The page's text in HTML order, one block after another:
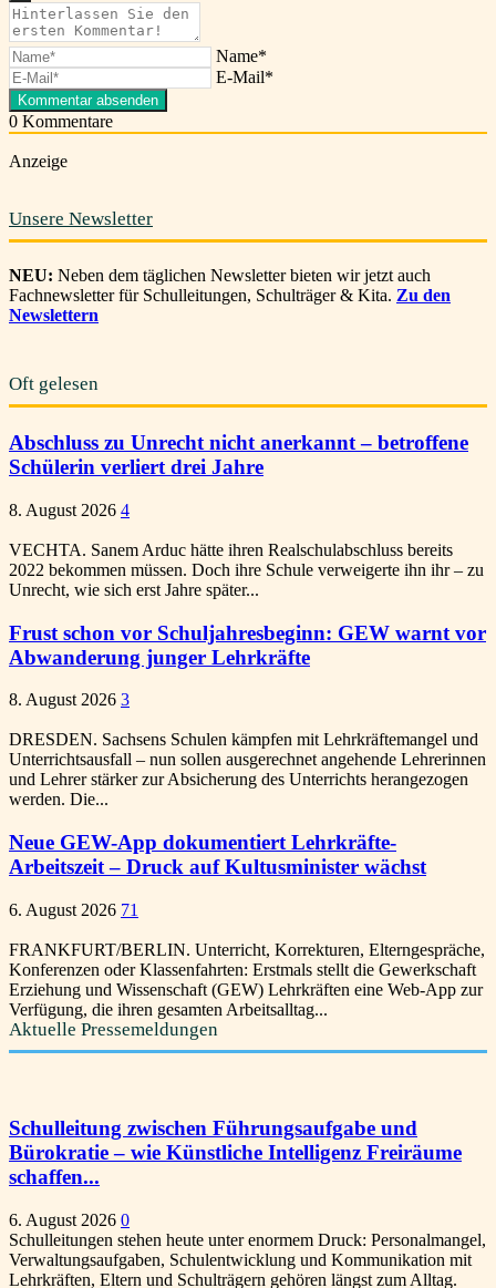
Name*
E-Mail*
0 Kommentare
Anzeige
Unsere Newsletter
NEU: Neben dem täglichen Newsletter bieten wir jetzt auch
Fachnewsletter für Schulleitungen, Schulträger & Kita. Zu den
Newslettern
Oft gelesen
Abschluss zu Unrecht nicht anerkannt – betroffene
Schülerin verliert drei Jahre
8. August 2026 4
VECHTA. Sanem Arduc hätte ihren Realschulabschluss bereits
2022 bekommen müssen. Doch ihre Schule verweigerte ihn ihr – zu
Unrecht, wie sich erst Jahre später...
Frust schon vor Schuljahresbeginn: GEW warnt vor
Abwanderung junger Lehrkräfte
8. August 2026 3
DRESDEN. Sachsens Schulen kämpfen mit Lehrkräftemangel und
Unterrichtsausfall – nun sollen ausgerechnet angehende Lehrerinnen
und Lehrer stärker zur Absicherung des Unterrichts herangezogen
werden. Die...
Neue GEW-App dokumentiert Lehrkräfte-
Arbeitszeit – Druck auf Kultusminister wächst
6. August 2026 71
FRANKFURT/BERLIN. Unterricht, Korrekturen, Elterngespräche,
Konferenzen oder Klassenfahrten: Erstmals stellt die Gewerkschaft
Erziehung und Wissenschaft (GEW) Lehrkräften eine Web-App zur
Verfügung, die ihren gesamten Arbeitsalltag...
Aktuelle Pressemeldungen
Schulleitung zwischen Führungsaufgabe und
Bürokratie – wie Künstliche Intelligenz Freiräume
schaffen...
6. August 2026 0
Schulleitungen stehen heute unter enormem Druck: Personalmangel,
Verwaltungsaufgaben, Schulentwicklung und Kommunikation mit
Lehrkräften, Eltern und Schulträgern gehören längst zum Alltag.